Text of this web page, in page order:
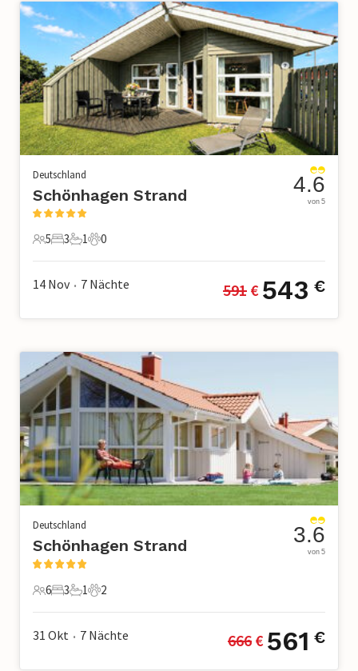
Deutschland
Schönhagen Strand
5 Gäste
5
3 Schlafzimmer
3
1 Badezimmer
1
0 Haustiere
0
4.6
von 5
14 Nov • 7 Nächte 591 € 543 €
Deutschland
Schönhagen Strand
6 Gäste
6
3 Schlafzimmer
3
1 Badezimmer
1
2 Haustiere
2
3.6
von 5
31 Okt • 7 Nächte 666 € 561 €